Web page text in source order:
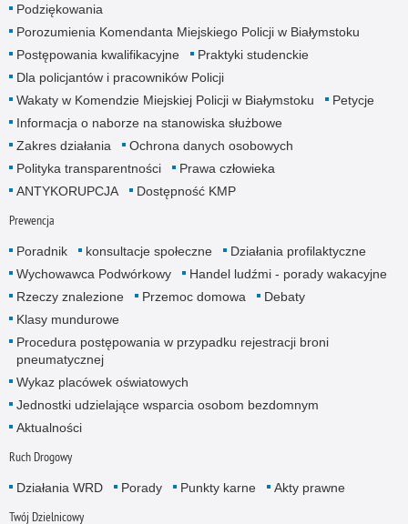
Podziękowania
Porozumienia Komendanta Miejskiego Policji w Białymstoku
Postępowania kwalifikacyjne
Praktyki studenckie
Dla policjantów i pracowników Policji
Wakaty w Komendzie Miejskiej Policji w Białymstoku
Petycje
Informacja o naborze na stanowiska służbowe
Zakres działania
Ochrona danych osobowych
Polityka transparentności
Prawa człowieka
ANTYKORUPCJA
Dostępność KMP
Prewencja
Poradnik konsultacje społeczne
Działania profilaktyczne
Wychowawca Podwórkowy
Handel ludźmi - porady wakacyjne
Rzeczy znalezione
Przemoc domowa
Debaty
Klasy mundurowe
Procedura postępowania w przypadku rejestracji broni
pneumatycznej
Wykaz placówek oświatowych
Jednostki udzielające wsparcia osobom bezdomnym
Aktualności
Ruch Drogowy
Działania WRD Porady Punkty karne Akty prawne
Twój Dzielnicowy